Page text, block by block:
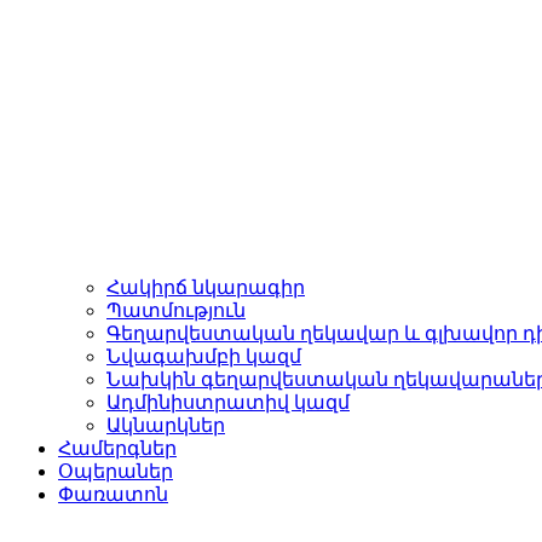
Հակիրճ նկարագիր
Պատմություն
Գեղարվեստական ղեկավար և գլխավոր
Նվագախմբի կազմ
Նախկին գեղարվեստական
Ադմինիստրատիվ կազմ
Ակնարկներ
Համերգներ
Օպերաներ
Փառատոն